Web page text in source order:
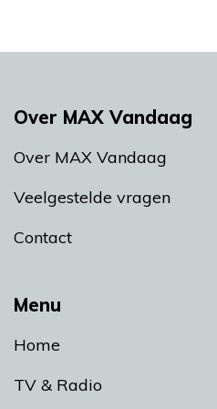
Menu
Home
TV & Radio
Over MAX Vandaag
Over MAX Vandaag
Veelgestelde vragen
Contact